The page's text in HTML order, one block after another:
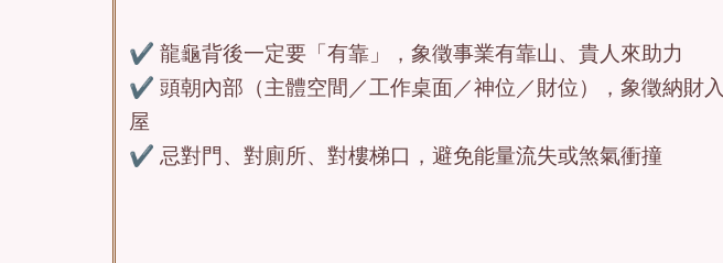
✔ 龍龜背後一定要「有靠」，象徵事業有靠山、貴人來助力
✔ 頭朝內部（主體空間／工作桌面／神位／財位），象徵納財入
屋
✔ 忌對門、對廁所、對樓梯口，避免能量流失或煞氣衝撞